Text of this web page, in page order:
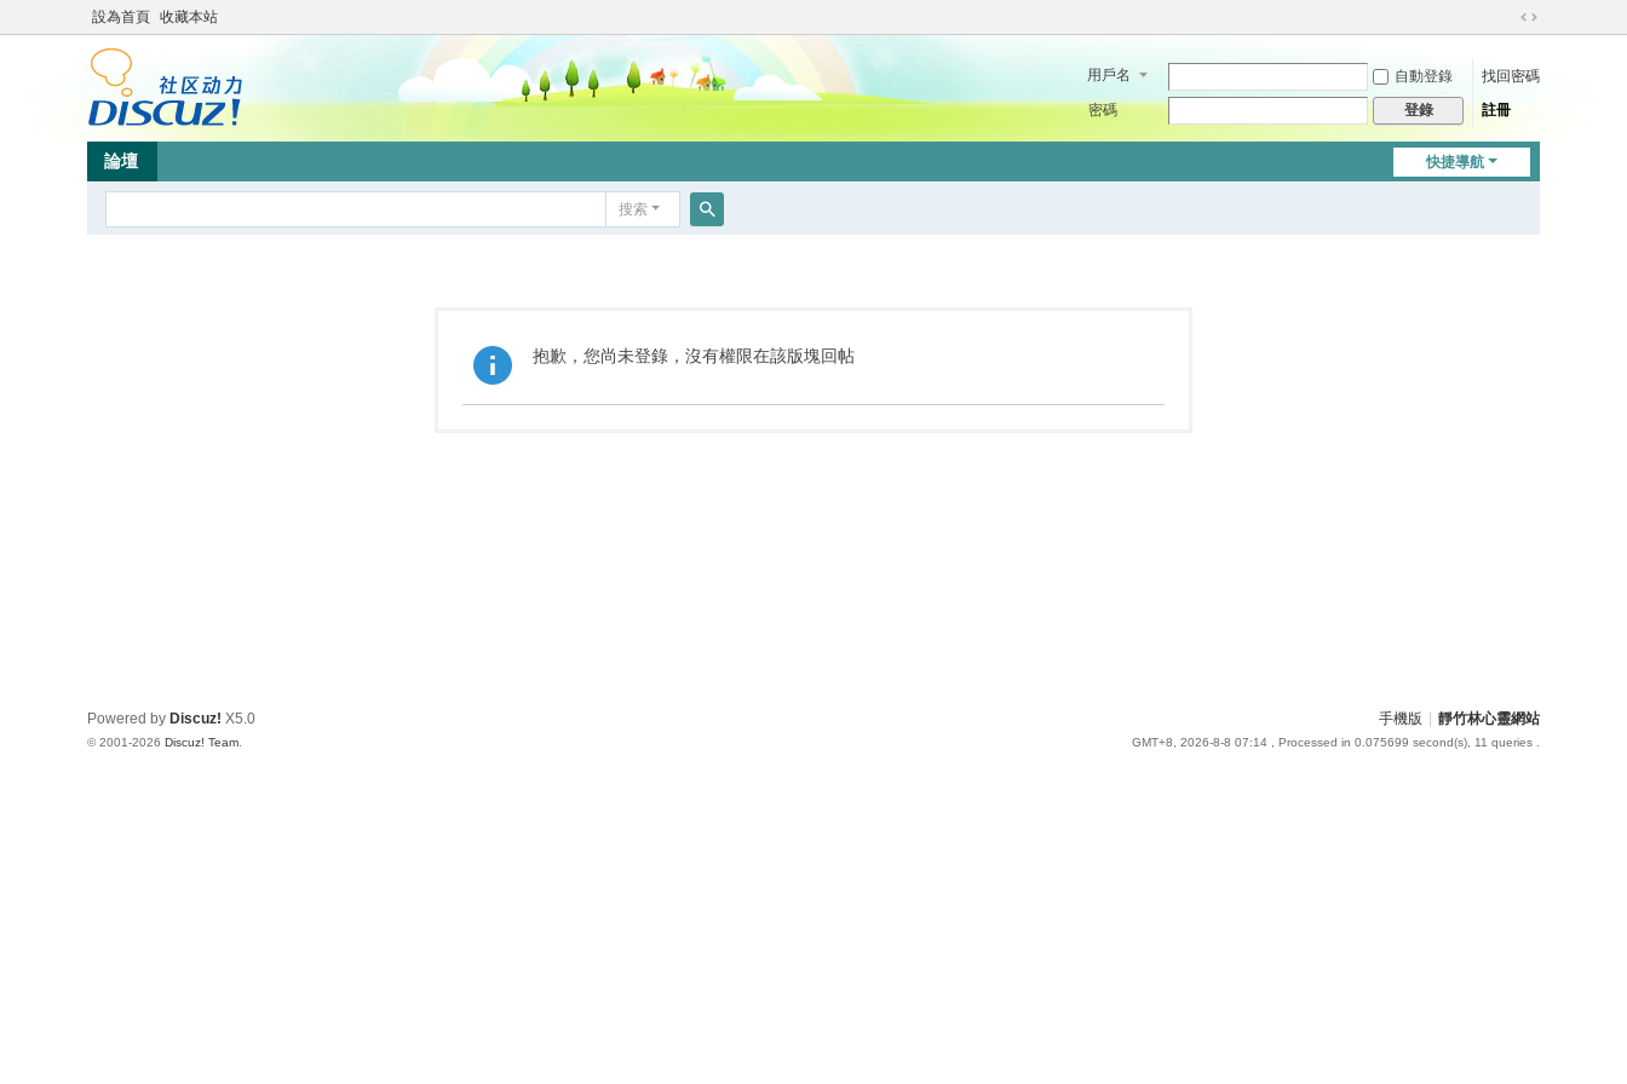
設為首頁 收藏本站
切
到
用戶名 自動登錄
找回密碼
密碼
登錄 註冊
快捷導航
論壇
搜索
抱歉，您尚未登錄，沒有權限在該版塊回帖
手機版 靜竹林心靈網站
GMT+8, 2026-8-8 07:14 , Processed in 0.075699 second(s), 11 queries .
Powered by Discuz! X5.0
© 2001-2026 Discuz! Team